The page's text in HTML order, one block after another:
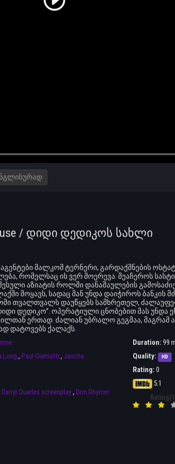
/ დიდი დედიკოს სახლი
მალკომ ტერნერი, გარდაქმნების
რომელსაც ის ვერ მოერევა. შეაჩეროს
აზიატის როლში დანაშაულების
მოყავს, სადაც მან უნდა დაიჭიროს ბანკის
თვალთვალს დაუწყებს სამხრეთელ,
დედიკო”. ოპერატიული ცნობებით მას უნდა
ერთად. ძალიან უბრალო გეგმაა,
დატოვებს ქალაქს.
Long , Paul Giamatti , Jascha
Darryl Quarles screenplay, Don Rhymer
Duration: 99
Quality:
HD
Rating: 0
5.1